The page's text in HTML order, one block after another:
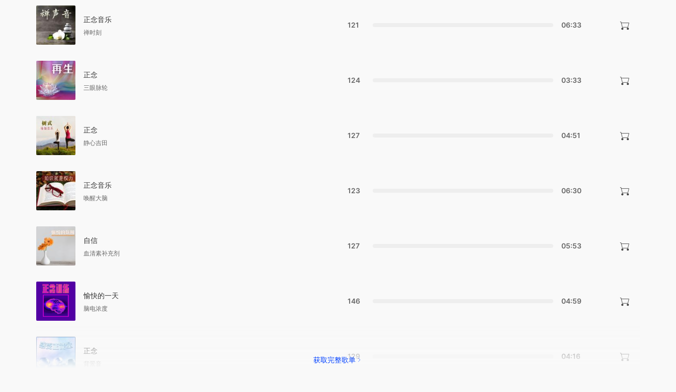
正念音乐
禅时刻
121 06:33
正念
三眼脉轮
124 03:33
正念
静心吉田
127 04:51
正念音乐
唤醒大脑
123 06:30
自信
血清素补充剂
127 05:53
愉快的一天
脑电浓度
146 04:59
正念
129 04:16
获取完整歌单